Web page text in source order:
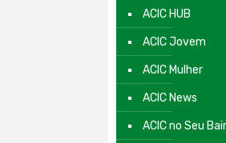
ACIC HUB
ACIC Jovem
ACIC Mulher
ACIC News
ACIC no Seu